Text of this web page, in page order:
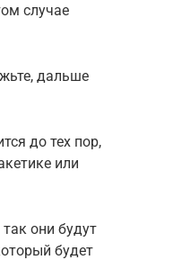
случае
дальше
до тех пор,
или
они будут
будет